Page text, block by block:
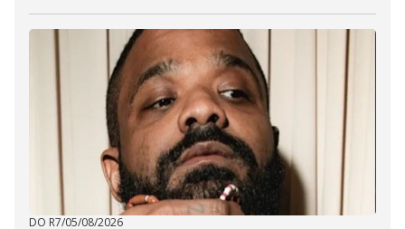
DO R7/05/08/2026